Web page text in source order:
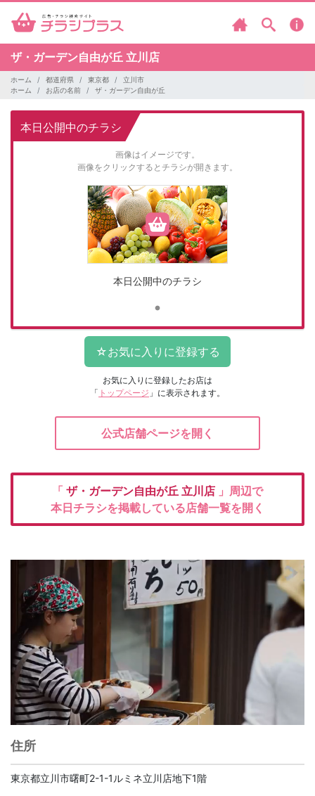
ザ・ガーデン自由が丘 立川店
ホーム 都道府県 東京都
立川市
ホーム
お店の名前 ザ・ガーデン自由が丘
本日公開中のチラシ
画像はイメージです。
画像をクリックするとチラシが開きます。
本日公開中のチラシ
お気に入りに登録したお店は
「 トップページ 」に表示されます。
公式店舗ページを開く
「 ザ・ガーデン自由が丘 立川店 」周辺で
本日チラシを掲載している店舗一覧を開く
住所
東京都立川市曙町2-1-1ルミネ立川店地下1階